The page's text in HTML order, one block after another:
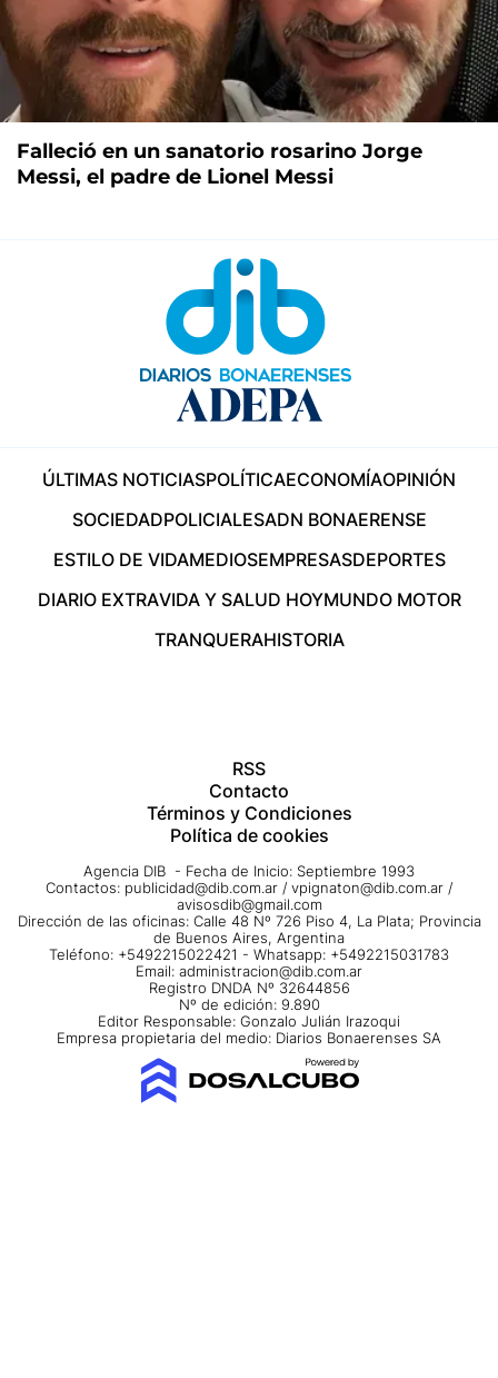
Falleció en un sanatorio rosarino Jorge
Messi, el padre de Lionel Messi
ÚLTIMAS NOTICIASPOLÍTICAECONOMÍAOPINIÓN
SOCIEDADPOLICIALESADN BONAERENSE
ESTILO DE VIDAMEDIOSEMPRESASDEPORTES
DIARIO EXTRAVIDA Y SALUD HOYMUNDO MOTOR
TRANQUERAHISTORIA
RSS
Contacto
Términos y Condiciones
Política de cookies
Agencia DIB - Fecha de Inicio: Septiembre 1993
Contactos: publicidad@dib.com.ar / vpignaton@dib.com.ar /
avisosdib@gmail.com
Dirección de las oficinas: Calle 48 Nº 726 Piso 4, La Plata; Provincia
de Buenos Aires, Argentina
Teléfono: +5492215022421 - Whatsapp: +5492215031783
Email: administracion@dib.com.ar
Registro DNDA Nº 32644856
Nº de edición: 9.890
Editor Responsable: Gonzalo Julián Irazoqui
Empresa propietaria del medio: Diarios Bonaerenses SA